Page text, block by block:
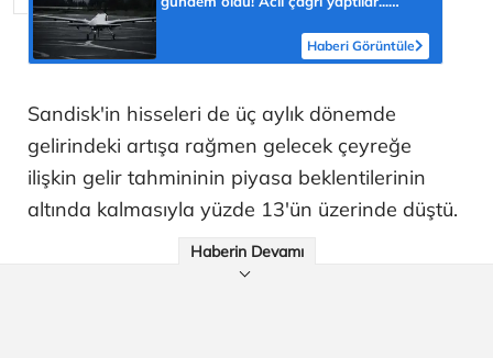
Haberi Görüntüle
Sandisk'in hisseleri de üç aylık dönemde
gelirindeki artışa rağmen gelecek çeyreğe
ilişkin gelir tahmininin piyasa beklentilerinin
altında kalmasıyla yüzde 13'ün üzerinde düştü.
Haberin Devamı